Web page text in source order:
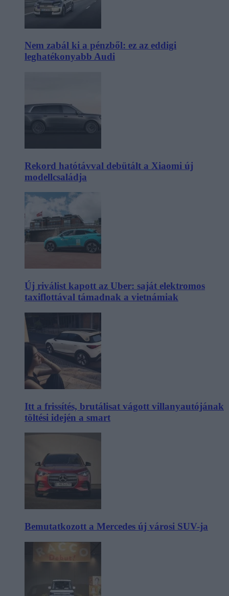
Nem zabál ki a pénzből: ez az eddigi
leghatékonyabb Audi
Rekord hatótávval debütált a Xiaomi új
modellcsaládja
Új riválist kapott az Uber: saját elektromos
taxiflottával támadnak a vietnámiak
Itt a frissítés, brutálisat vágott villanyautójának
töltési idején a smart
Bemutatkozott a Mercedes új városi SUV-ja